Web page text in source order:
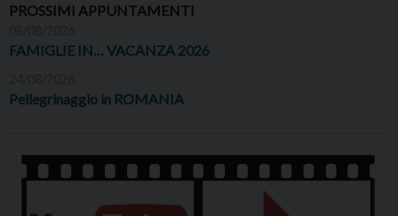
PROSSIMI APPUNTAMENTI
FAMIGLIE IN… VACANZA 2026
Pellegrinaggio in ROMANIA